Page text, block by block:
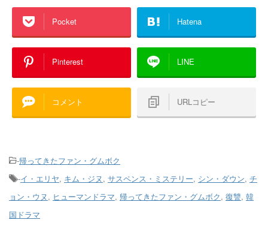
Pocket Hatena
Pinterest LINE
コメント URLコピー
-帰ってきたファン・グムボク
-イ・エリヤ, キム・ジヌ, サスペンス・ミステリー, シン・ダウン, チ
ョン・ウヌ, ヒューマンドラマ, 帰ってきたファン・グムボク, 復讐, 韓
国ドラマ